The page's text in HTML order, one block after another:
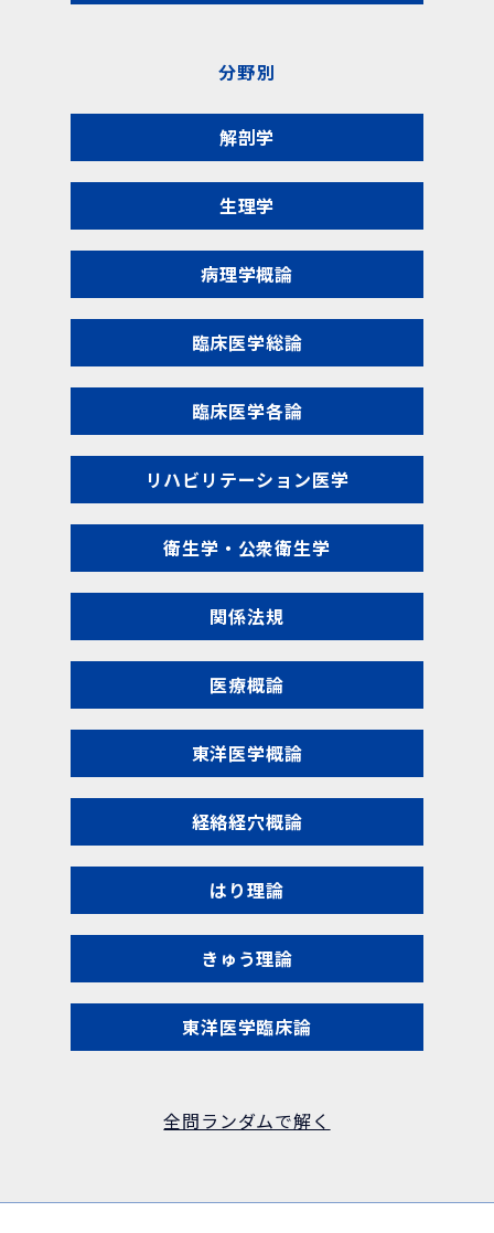
分野別
解剖学
生理学
病理学概論
臨床医学総論
臨床医学各論
リハビリテーション医学
衛生学・公衆衛生学
関係法規
医療概論
東洋医学概論
経絡経穴概論
はり理論
きゅう理論
東洋医学臨床論
全問ランダムで解く